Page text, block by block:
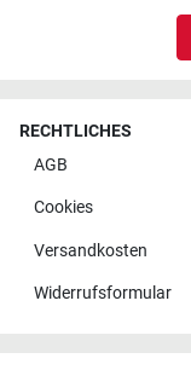
RECHTLICHES
AGB
Cookies
Versandkosten
Widerrufsformular